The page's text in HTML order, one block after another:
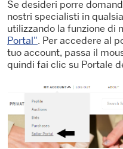
Se desideri porre
nostri specialisti in
utilizzando la funzione di
Portal". Per accedere al
tuo account, passa il
quindi fai clic su Portale